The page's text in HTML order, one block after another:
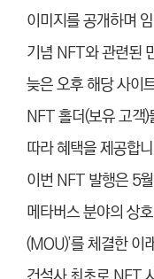
이미지를 공개하며
기념 NFT와 관련된
늦은 오후 해당 사이
NFT 홀더(보유 고객
따라 혜택을 제공합
이번 NFT 발행은 5
메타버스 분야의 상
(MOU)’를 체결한 이